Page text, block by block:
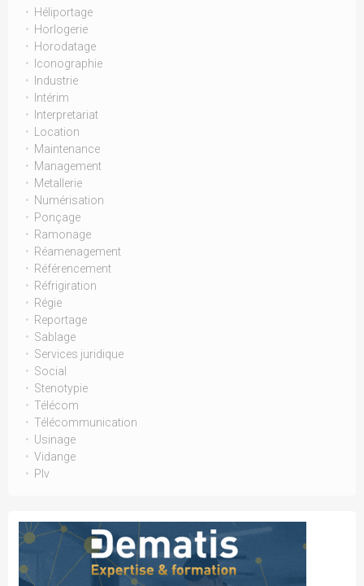
Héliportage
Horlogerie
Horodatage
Iconographie
Industrie
Intérim
Interpretariat
Location
Maintenance
Management
Metallerie
Numérisation
Ponçage
Ramonage
Réamenagement
Référencement
Réfrigiration
Régie
Reportage
Sablage
Services juridique
Social
Stenotypie
Télécom
Télécommunication
Usinage
Vidange
Plv